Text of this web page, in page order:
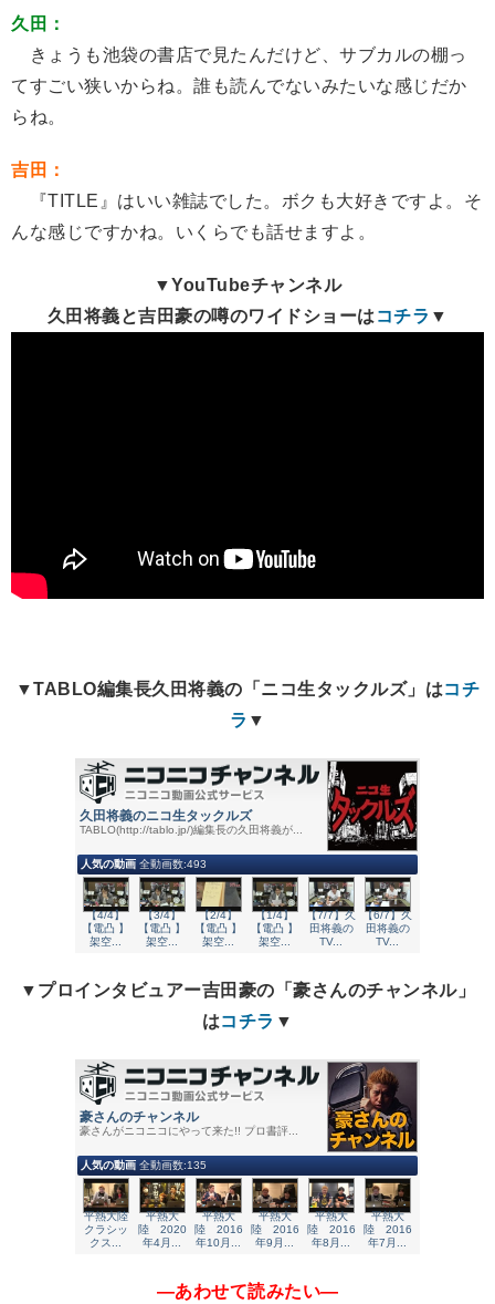
久田：
きょうも池袋の書店で見たんだけど、サブカルの棚っ
てすごい狭いからね。誰も読んでないみたいな感じだか
らね。
吉田：
『TITLE』はいい雑誌でした。ボクも大好きですよ。そ
んな感じですかね。いくらでも話せますよ。
▼YouTubeチャンネル
久田将義と吉田豪の噂のワイドショーは コチラ ▼
▼TABLO編集長久田将義の 「ニコ生タックルズ」はコチ
ラ ▼
▼プロインタビュアー吉田豪の「豪さんのチャンネル」
はコチラ ▼
―あわせて読みたい―